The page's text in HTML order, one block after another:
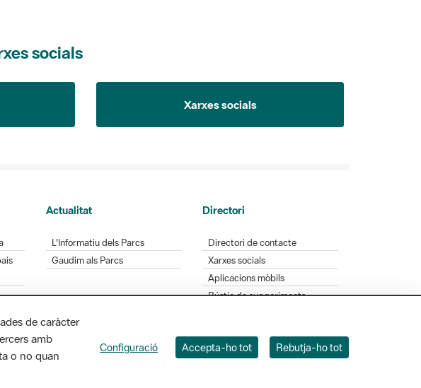
Gaudim als Parcs
Xarxes socials
Aplicacions mòbils
Bústia de suggeriments
Opineu sobre els parcs
Llacuna, 1a planta. Badajoz, 49. 08005 Barcelona. Tel. 934 022 428
de caràcter
amb
o no quan
Configuració Accepta-ho tot Rebutja-ho tot